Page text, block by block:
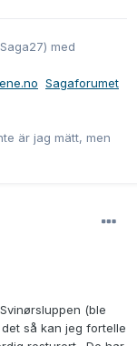
med
Sagaforumet
är jag mätt, men
(ble
så kan jeg fortelle